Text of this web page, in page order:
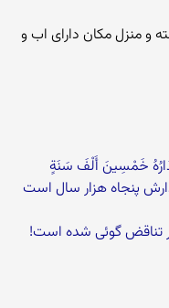
و منزل مکان دارای اب و
خَمْسِينَ أَلْفَ سَنَةٍ
پنجاه هزار سال است
تناقض گوئی شده است!